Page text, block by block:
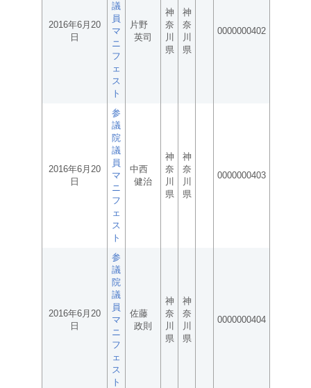
2016年6月20
日
議
員
マ
ニ
フ
ェ
ス
ト
片野
英司
神
奈
川
県
神
奈
川
県
0000000402
2016年6月20
日
参
議
院
議
員
マ
ニ
フ
ェ
ス
ト
中西
健治
神
奈
川
県
神
奈
川
県
0000000403
2016年6月20
日
参
議
院
議
員
マ
ニ
フ
ェ
ス
ト
佐藤
政則
神
奈
川
県
神
奈
川
県
0000000404